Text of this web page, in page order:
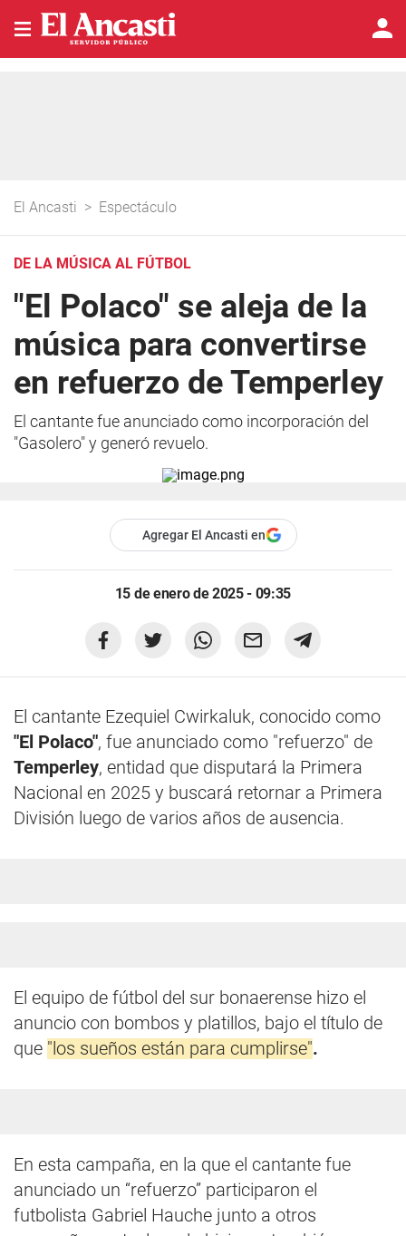
El Ancasti > Espectáculo
DE LA MÚSICA AL FÚTBOL
"El Polaco" se aleja de la
música para convertirse
en refuerzo de Temperley
El cantante fue anunciado como incorporación del
"Gasolero" y generó revuelo.
Agregar El Ancasti en
15 de enero de 2025 - 09:35
El cantante Ezequiel Cwirkaluk, conocido como
"El Polaco", fue anunciado como "refuerzo" de
Temperley, entidad que disputará la Primera
Nacional en 2025 y buscará retornar a Primera
División luego de varios años de ausencia.
El equipo de fútbol del sur bonaerense hizo el
anuncio con bombos y platillos, bajo el título de
que "los sueños están para cumplirse".
En esta campaña, en la que el cantante fue
anunciado un “refuerzo” participaron el
futbolista Gabriel Hauche junto a otros